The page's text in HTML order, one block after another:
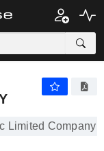
344,82
Limited Company